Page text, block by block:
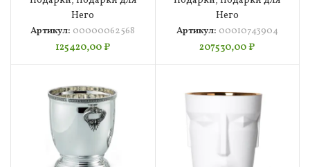
мл, 00000062568
Него
Артикул: 00000062568
125420,00₽
h30 см, фарфор,
00010743904
Него
Артикул: 00010743904
207530,00₽